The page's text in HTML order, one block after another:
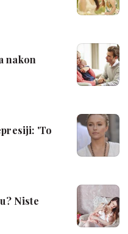
nakon
'To
Niste